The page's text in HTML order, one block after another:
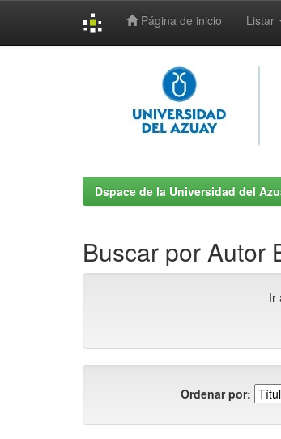
Página de inicio Listar
Dspace de la Universidad del
Buscar por Autor
Ir
Ordenar por: